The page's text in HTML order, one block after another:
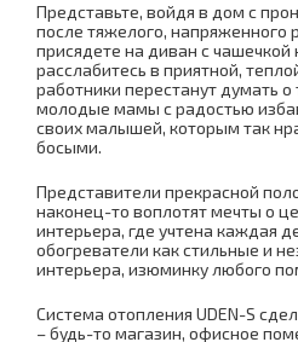
Представьте, войдя в дом с
после тяжелого, напряженного
присядете на диван с чашечкой
расслабитесь в приятной,
работники перестанут думать
молодые мамы с радостью
своих малышей, которым так
босыми.
Представители прекрасной
наконец-то воплотят мечты о
интерьера, где учтена каждая
обогреватели как стильные и
интерьера, изюминку любого
Система отопления UDEN-S
– будь-то магазин, офисное